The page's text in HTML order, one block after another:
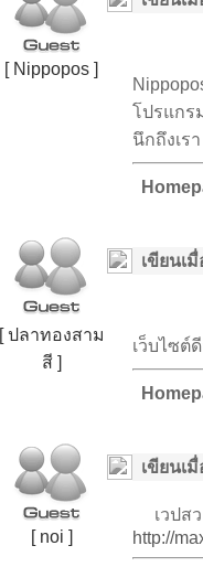
[ Nippopos ]
โปรแกร
นึกถึงเรา
[ ปลาทองสาม
สี ]
เขียนเ
เว็บไซต์
[ noi ]
เขียนเ
เวปสว
http://